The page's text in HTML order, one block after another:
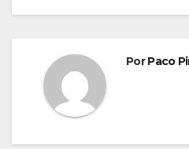
PorPaco